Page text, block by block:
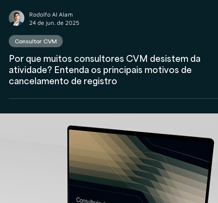
Consultor CVM
Veja como a DMF Investimentos construiu a base
da sua Consultoria CVM com o suporte da Veritas